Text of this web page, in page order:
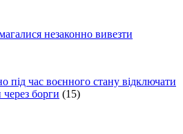
незаконно вивезти
під час воєнного стану відключати
борги (15)